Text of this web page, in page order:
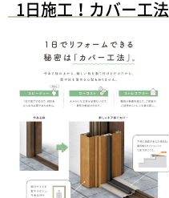
1日施工！カバー工法